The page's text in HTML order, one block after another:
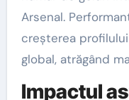
Arsenal.
creșterea
global, atrăgând
Impactul